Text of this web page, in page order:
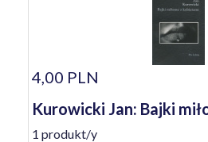
4,00 PLN
Kurowicki Jan: Bajki
1 produkt/y